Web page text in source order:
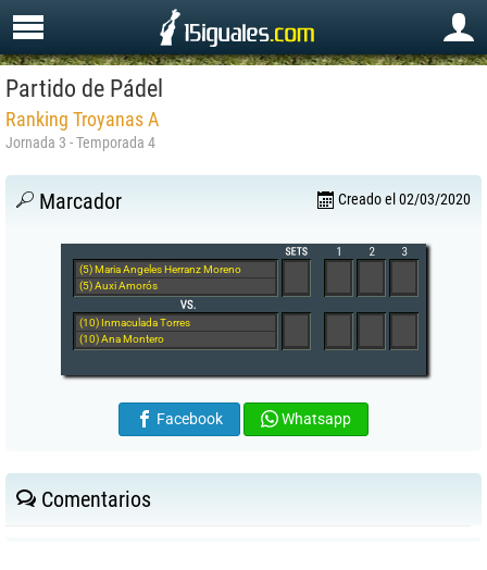
Partido de Pádel
Ranking Troyanas A
Jornada 3 - Temporada 4
Marcador Creado el 02/03/2020
(5) Maria Angeles Herranz Moreno
(5) Auxi Amorós
(10) Inmaculada Torres
(10) Ana Montero
Facebook Whatsapp
Comentarios